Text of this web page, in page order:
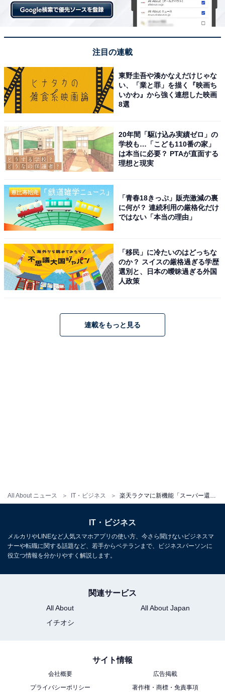
All About ニュース IT・ビジネス
「スーパー還元」の設定ができるページ（出典：楽天ラクマ）
「スーパー還元」の設定ができるページになります。下
還元率
スーパー還元の対象となる出品物
対象期間は、今日から3日間、今日から5日間、今日から
7日間から選べます。還元率は1%、3%、5%、7%、
10%、15%、20%。「スーパー還元」の対象となる出品
物は、還元率が同じならば商品が異なっても一括で設定
注目の連載
東野圭吾や湊かなえだけじゃな
い、「業と罪」を描く『映画ち
いかわ』から強く連想した映画
8選
20年間「駆け込み実績ゼロ」の
学校も…「こども110番の家」
は本当に必要？ PTAが直面する
理想と現実
「青春18きっぷ」販売激減の裏
に何が？ 連続利用の厳格化だけ
ではない「本当の理由」
「移民」に冷たいのはどっちな
のか？ スイスの厳格過ぎる学歴
選別と、日本の曖昧過ぎる外国
人政策
連載をもっと見る
IT・ビジネス
メルカリやLINEなど人気スマホアプリの使い方、今さら聞けないビジネスマ
ナーや転職に関する話題など、若手からベテランまで、ビジネスパーソンに
役立つ情報を分かりやすく解説します。
関連サービス
All About
All About Japan
イチオシ
サイト情報
会社概要
広告掲載
プライバシーポリシー
著作権・商標・免責事項